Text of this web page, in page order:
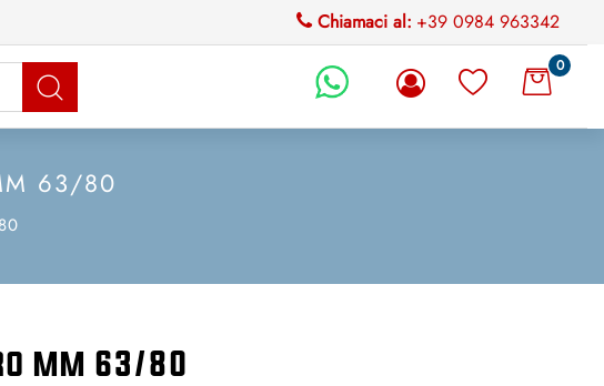
Chiamaci al: +39 0984 963342
filtri disponibili. 0
63/80
mm 63/80